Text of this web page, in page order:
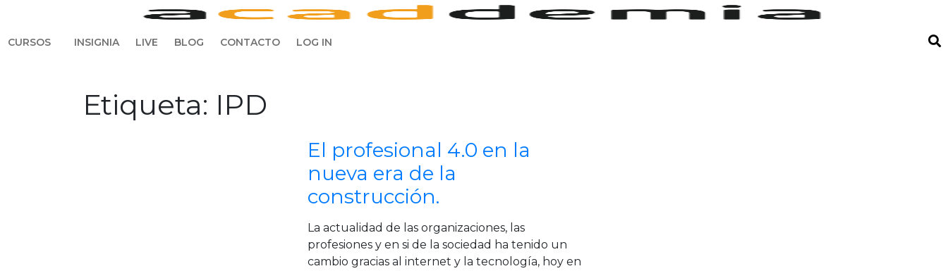
CURSOS INSIGNIA LIVE BLOG CONTACTO LOG IN
Etiqueta: IPD
El profesional 4.0 en la
nueva era de la
construcción.
La actualidad de las organizaciones, las
profesiones y en si de la sociedad ha tenido un
cambio gracias al internet y la tecnología, hoy en